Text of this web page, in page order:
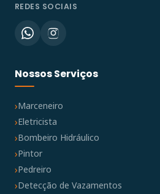
REDES SOCIAIS
Nossos Serviços
Marceneiro
Eletricista
Bombeiro Hidráulico
Pintor
Pedreiro
Detecção de Vazamentos